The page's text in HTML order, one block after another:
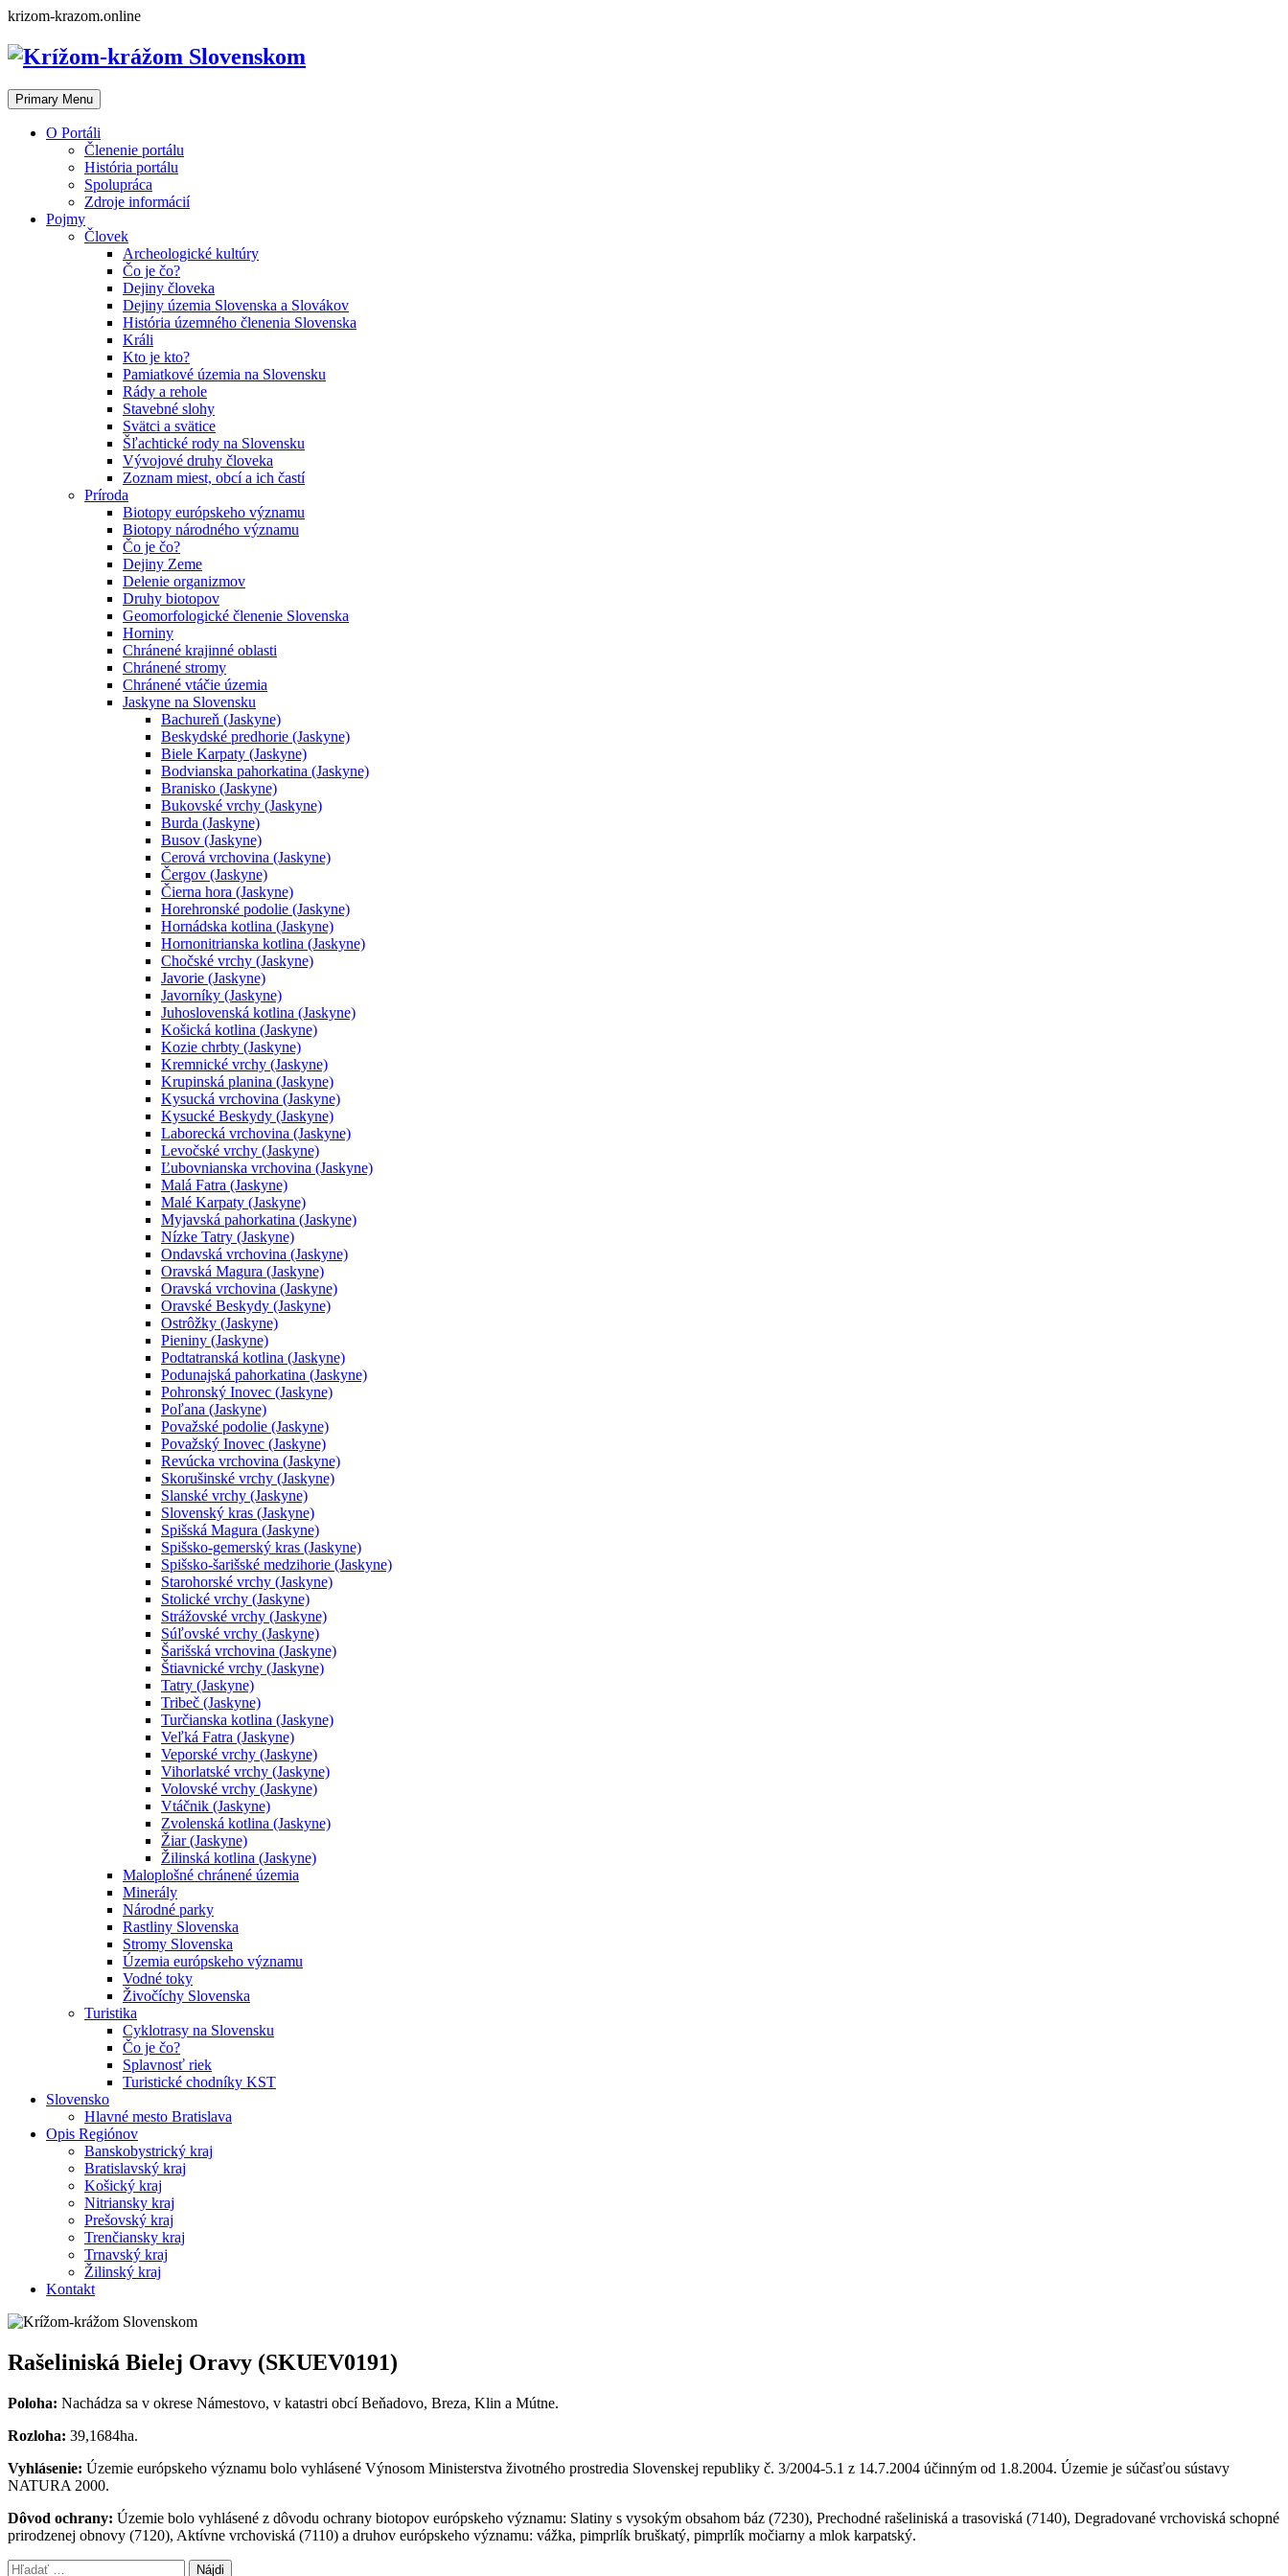
Skip
content
krizom-krazom.online
Primary Menu
O Portáli
Členenie portálu
História portálu
Spolupráca
Zdroje informácií
Pojmy
Človek
Archeologické kultúry
Čo je čo?
Dejiny človeka
Dejiny územia Slovenska a Slovákov
História územného členenia Slovenska
Králi
Kto je kto?
Pamiatkové územia na Slovensku
Rády a rehole
Stavebné slohy
Svätci a svätice
Šľachtické rody na Slovensku
Vývojové druhy človeka
Zoznam miest, obcí a ich častí
Príroda
Biotopy európskeho významu
Biotopy národného významu
Čo je čo?
Dejiny Zeme
Delenie organizmov
Druhy biotopov
Geomorfologické členenie Slovenska
Horniny
Chránené krajinné oblasti
Chránené stromy
Chránené vtáčie územia
Jaskyne na Slovensku
Bachureň (Jaskyne)
Beskydské predhorie (Jaskyne)
Biele Karpaty (Jaskyne)
Bodvianska pahorkatina (Jaskyne)
Branisko (Jaskyne)
Bukovské vrchy (Jaskyne)
Burda (Jaskyne)
Busov (Jaskyne)
Cerová vrchovina (Jaskyne)
Čergov (Jaskyne)
Čierna hora (Jaskyne)
Horehronské podolie (Jaskyne)
Hornádska kotlina (Jaskyne)
Hornonitrianska kotlina (Jaskyne)
Chočské vrchy (Jaskyne)
Javorie (Jaskyne)
Javorníky (Jaskyne)
Juhoslovenská kotlina (Jaskyne)
Košická kotlina (Jaskyne)
Kozie chrbty (Jaskyne)
Kremnické vrchy (Jaskyne)
Krupinská planina (Jaskyne)
Kysucká vrchovina (Jaskyne)
Kysucké Beskydy (Jaskyne)
Laborecká vrchovina (Jaskyne)
Levočské vrchy (Jaskyne)
Ľubovnianska vrchovina (Jaskyne)
Malá Fatra (Jaskyne)
Malé Karpaty (Jaskyne)
Myjavská pahorkatina (Jaskyne)
Nízke Tatry (Jaskyne)
Ondavská vrchovina (Jaskyne)
Oravská Magura (Jaskyne)
Oravská vrchovina (Jaskyne)
Oravské Beskydy (Jaskyne)
Ostrôžky (Jaskyne)
Pieniny (Jaskyne)
Podtatranská kotlina (Jaskyne)
Podunajská pahorkatina (Jaskyne)
Pohronský Inovec (Jaskyne)
Poľana (Jaskyne)
Považské podolie (Jaskyne)
Považský Inovec (Jaskyne)
Revúcka vrchovina (Jaskyne)
Skorušinské vrchy (Jaskyne)
Slanské vrchy (Jaskyne)
Slovenský kras (Jaskyne)
Spišská Magura (Jaskyne)
Spišsko-gemerský kras (Jaskyne)
Spišsko-šarišské medzihorie (Jaskyne)
Starohorské vrchy (Jaskyne)
Stolické vrchy (Jaskyne)
Strážovské vrchy (Jaskyne)
Súľovské vrchy (Jaskyne)
Šarišská vrchovina (Jaskyne)
Štiavnické vrchy (Jaskyne)
Tatry (Jaskyne)
Tribeč (Jaskyne)
Turčianska kotlina (Jaskyne)
Veľká Fatra (Jaskyne)
Veporské vrchy (Jaskyne)
Vihorlatské vrchy (Jaskyne)
Volovské vrchy (Jaskyne)
Vtáčnik (Jaskyne)
Zvolenská kotlina (Jaskyne)
Žiar (Jaskyne)
Žilinská kotlina (Jaskyne)
Maloplošné chránené územia
Minerály
Národné parky
Rastliny Slovenska
Stromy Slovenska
Územia európskeho významu
Vodné toky
Živočíchy Slovenska
Turistika
Cyklotrasy na Slovensku
Čo je čo?
Splavnosť riek
Turistické chodníky KST
Slovensko
Hlavné mesto Bratislava
Opis Regiónov
Banskobystrický kraj
Bratislavský kraj
Košický kraj
Nitriansky kraj
Prešovský kraj
Trenčiansky kraj
Trnavský kraj
Žilinský kraj
Kontakt
Rašeliniská Bielej Oravy (SKUEV0191)
Poloha: Nachádza sa v okrese Námestovo, v katastri obcí Beňadovo, Breza, Klin a Mútne.
Rozloha: 39,1684ha.
Vyhlásenie: Územie európskeho významu bolo vyhlásené Výnosom Ministerstva životného prostredia Slovenskej republiky č. 3/2004-5.1 z 14.7.2004 účinným od 1.8.2004. Územie je súčasťou sústavy
NATURA 2000.
Dôvod ochrany: Územie bolo vyhlásené z dôvodu ochrany biotopov európskeho významu: Slatiny s vysokým obsahom báz (7230), Prechodné rašeliniská a trasoviská (7140), Degradované vrchoviská schopné
prirodzenej obnovy (7120), Aktívne vrchoviská (7110) a druhov európskeho významu: vážka, pimprlík bruškatý, pimprlík močiarny a mlok karpatský.
Hľadať: